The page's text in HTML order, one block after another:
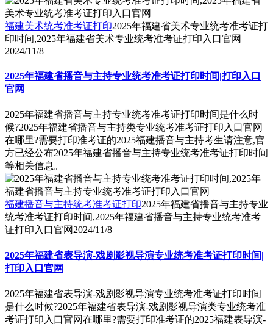
福建美术统考准考证打印2025年福建省美术专业统考准考证打
印时间,2025年福建省美术专业统考准考证打印入口官网
2024/11/8
2025年福建省播音与主持专业统考准考证打印时间|打印入口
官网
2025年福建省播音与主持专业统考准考证打印时间是什么时
候?2025年福建省播音与主持类专业统考准考证打印入口官网
在哪里?需要打印准考证的2025福建播音与主持考生请注意,官
方已经公布2025年福建省播音与主持专业统考准考证打印时间
等相关信息。
福建播音与主持统考准考证打印2025年福建省播音与主持专业
统考准考证打印时间,2025年福建省播音与主持专业统考准考
证打印入口官网 2024/11/8
2025年福建省表导演-戏剧影视导演专业统考准考证打印时间|
打印入口官网
2025年福建省表导演-戏剧影视导演专业统考准考证打印时间
是什么时候?2025年福建省表导演-戏剧影视导演类专业统考准
考证打印入口官网在哪里?需要打印准考证的2025福建表导演-